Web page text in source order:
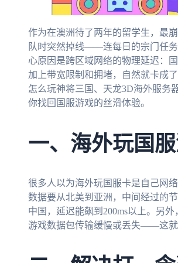
作为在澳洲待了两年的留学生，最
队时突然掉线——连每日的宗门任
心原因是跨区域网络的物理延迟：
加上带宽限制和拥堵，自然就卡成
怎么玩神将三国、天龙3D海外服务
你找回国服游戏的丝滑体验。
一、海外玩国
很多人以为海外玩国服卡是自己网
数据要从北美到亚洲，中间经过的
中国，延迟能飙到200ms以上。另
游戏数据包传输缓慢或丢失——这就